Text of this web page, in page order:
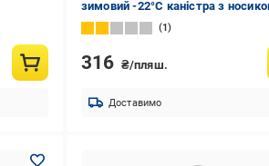
зимовий -22°С каністра з
(2101613692)
1
316 ₴/пляш.
Доставимо